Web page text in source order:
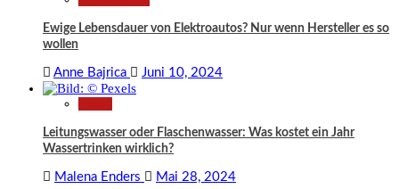
Ewige Lebensdauer von Elektroautos? Nur wenn Hersteller es so
wollen
Anne Bajrica Juni 10, 2024
Leitungswasser oder Flaschenwasser: Was kostet ein Jahr
Wassertrinken wirklich?
Malena Enders Mai 28, 2024